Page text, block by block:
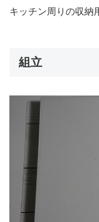
キッチン周りの収納
組立